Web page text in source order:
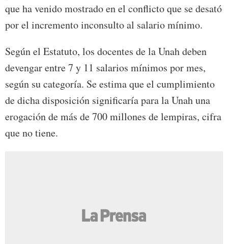
que ha venido mostrado en el conflicto que se desató
por el incremento inconsulto al salario mínimo.
Según el Estatuto, los docentes de la Unah deben
devengar entre 7 y 11 salarios mínimos por mes,
según su categoría. Se estima que el cumplimiento
de dicha disposición significaría para la Unah una
erogación de más de 700 millones de lempiras, cifra
que no tiene.